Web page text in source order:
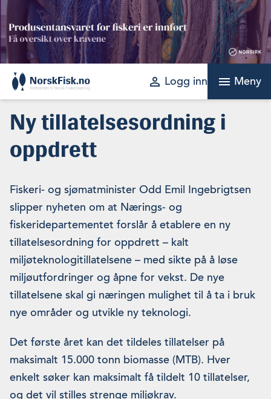
Skip
to
content
perm_identity Logg inn menu Meny
Ny tillatelsesordning i
oppdrett
Fiskeri- og sjømatminister Odd Emil Ingebrigtsen
slipper nyheten om at Nærings- og
fiskeridepartementet forslår å etablere en ny
tillatelsesordning for oppdrett – kalt
miljøteknologitillatelsene – med sikte på å løse
miljøutfordringer og åpne for vekst. De nye
tillatelsene skal gi næringen mulighet til å ta i bruk
nye områder og utvikle ny teknologi.
Det første året kan det tildeles tillatelser på
maksimalt 15.000 tonn biomasse (MTB). Hver
enkelt søker kan maksimalt få tildelt 10 tillatelser,
og det vil stilles strenge miljøkrav.